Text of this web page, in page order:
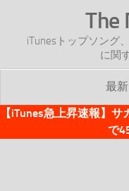
The
iTunesトップソング
に関
最
TOP
【iTunes急上昇速報】
で